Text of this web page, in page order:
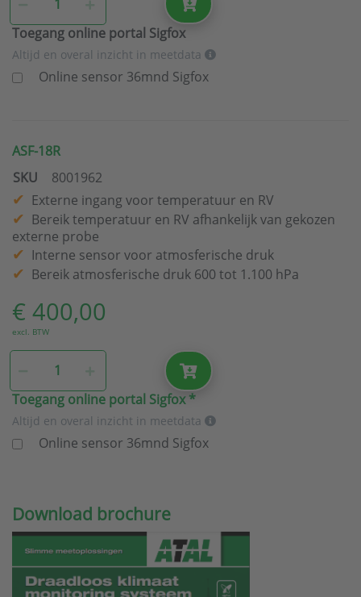
Toegang online portal Sigfox
Altijd en overal inzicht in meetdata
Online sensor 36mnd Sigfox
ASF-18R
SKU
8001962
Externe ingang voor temperatuur en RV
Bereik temperatuur en RV afhankelijk van gekozen
externe probe
Interne sensor voor atmosferische druk
Bereik atmosferische druk 600 tot 1.100 hPa
€ 400,00
excl. BTW
Toegang online portal Sigfox
Altijd en overal inzicht in meetdata
Online sensor 36mnd Sigfox
Download brochure